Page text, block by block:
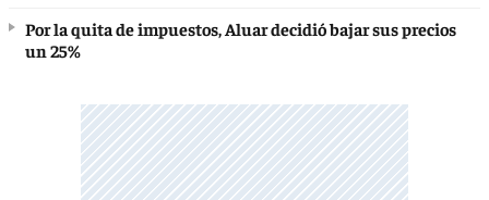
Por la quita de impuestos, Aluar decidió bajar sus precios
un 25%